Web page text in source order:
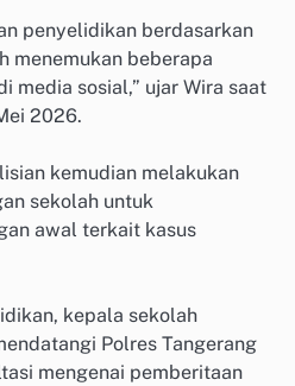
penyelidikan berdasarkan
menemukan beberapa
media sosial,” ujar Wira saat
2026.
kemudian melakukan
sekolah untuk
awal terkait kasus
kepala sekolah
Polres Tangerang
mengenai pemberitaan